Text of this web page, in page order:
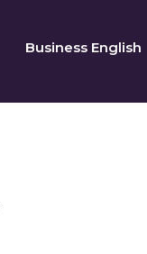
Business English